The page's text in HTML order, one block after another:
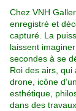
Chez VNH
enregistré et
capturé. La
laissent
secondes à se
Roi des airs, qui
drone, icône
esthétique,
dans des